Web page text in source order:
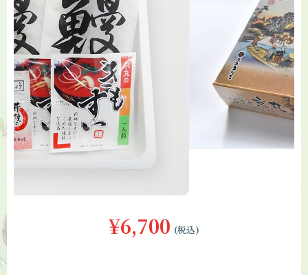
¥6,700 (税込)